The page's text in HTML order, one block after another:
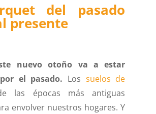
del pasado
presente
nuevo otoño va a estar
el pasado. Los suelos de
las épocas más antiguas
envolver nuestros hogares. Y